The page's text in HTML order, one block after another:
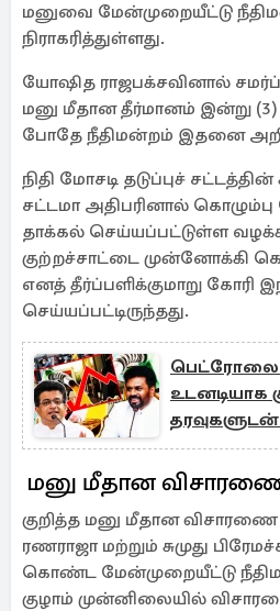
மனுவை மேன்முறையீட்டு
நிராகரித்துள்ளது.
யோஷித ராஜபக்சவினால்
மனு மீதான தீர்மானம் இன்று
போதே நீதிமன்றம் இதனை
நிதி மோசடி தடுப்புச்
சட்டமா அதிபரினால்
தாக்கல் செய்யப்பட்டுள்ள
குற்றச்சாட்டை முன்னோக்கி
எனத் தீர்ப்பளிக்குமாறு கோரி
செய்யப்பட்டிருந்தது.
பெட்ரோலை
உடனடியாக
கம்மன்பில
மனு மீதான
குறித்த மனு மீதான
ரணராஜா மற்றும் சுமுது
கொண்ட மேன்முறையீட்டு
குழாம் முன்னிலையில்